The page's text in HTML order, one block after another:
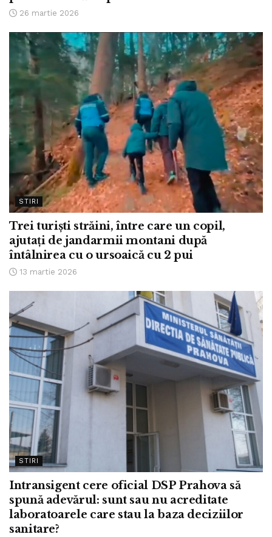
26 martie 2026
STIRI
Trei turiști străini, între care un copil,
ajutați de jandarmii montani după
întâlnirea cu o ursoaică cu 2 pui
13 martie 2026
STIRI
Intransigent cere oficial DSP Prahova să
spună adevărul: sunt sau nu acreditate
laboratoarele care stau la baza deciziilor
sanitare?